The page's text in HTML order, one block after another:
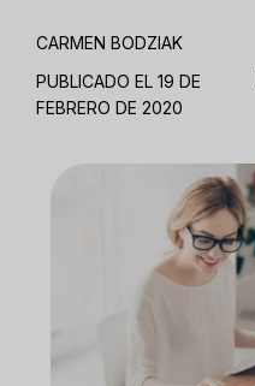
CARMEN BODZIAK
PUBLICADO EL 19 DE
FEBRERO DE 2020